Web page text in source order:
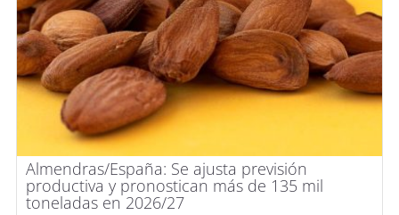
Almendras/España: Se ajusta previsión
productiva y pronostican más de 135 mil
toneladas en 2026/27